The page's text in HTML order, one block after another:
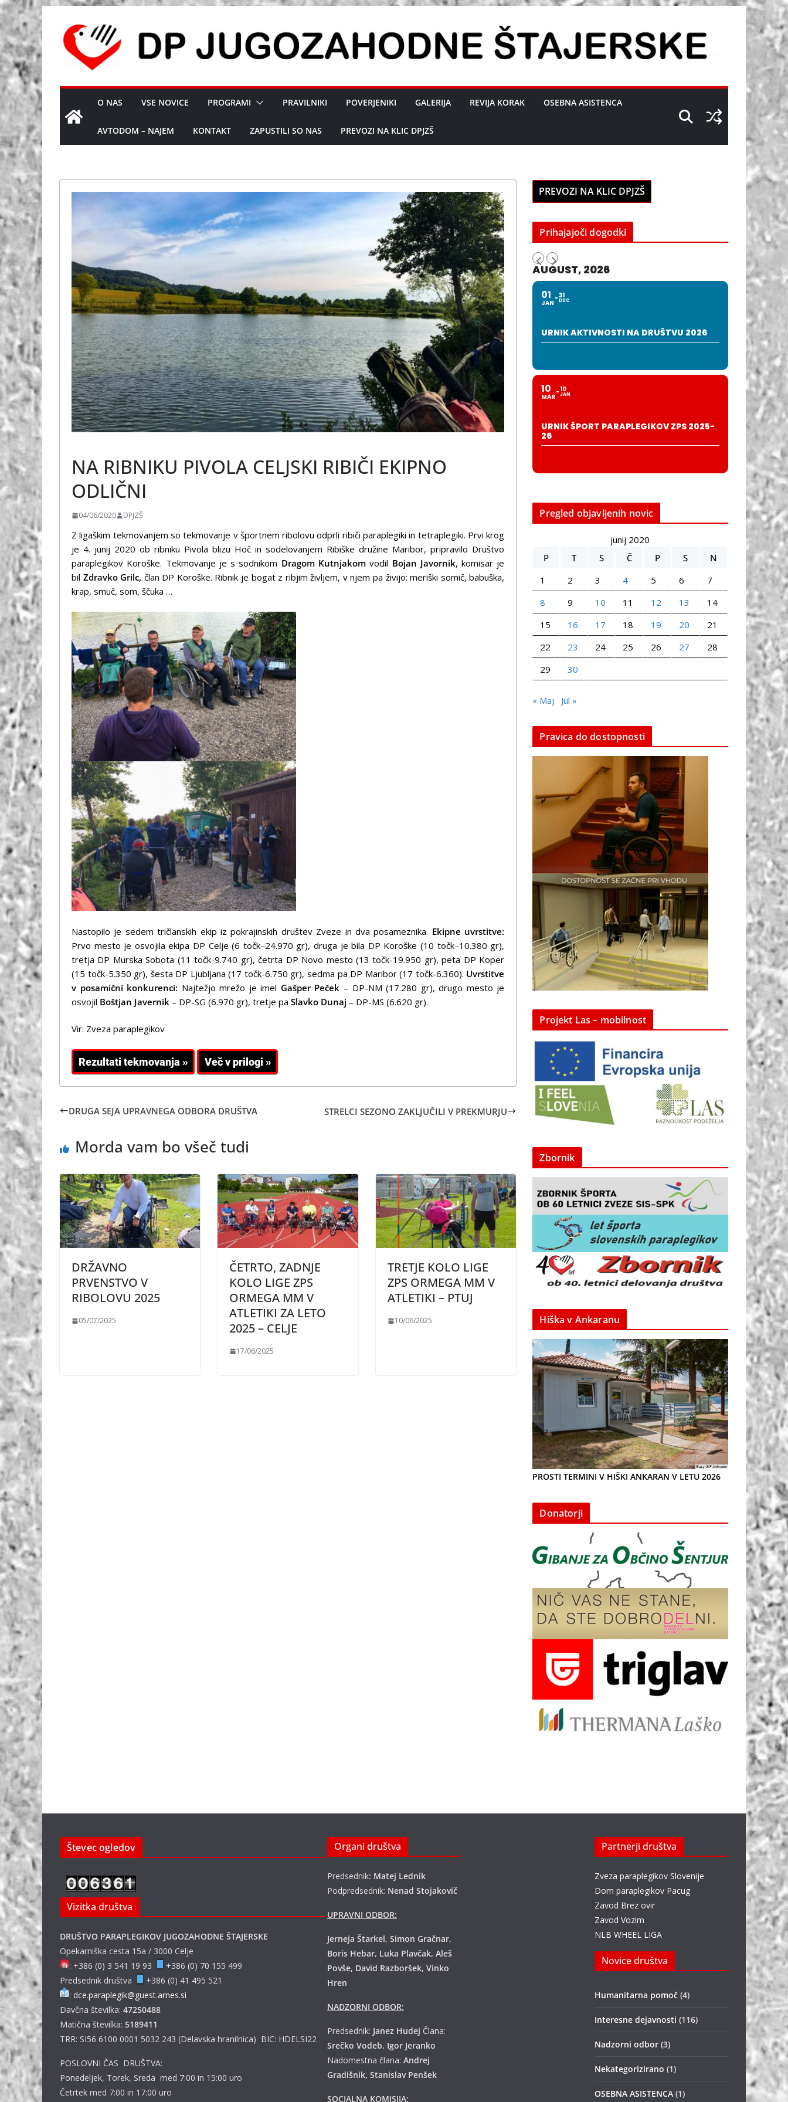
Skip
content
O NAS VSE NOVICE PROGRAMI PRAVILNIKI POVERJENIKI GALERIJA REVIJA KORAK OSEBNA ASISTENCA
AVTODOM – NAJEM KONTAKT ZAPUSTILI SO NAS PREVOZI NA KLIC DPJZŠ
NA RIBNIKU PIVOLA CELJSKI RIBIČI EKIPNO
ODLIČNI
04/06/2020 DPJZŠ
Z ligaškim tekmovanjem so tekmovanje v športnem ribolovu odprli ribiči paraplegiki in tetraplegiki. Prvi krog
je 4. junij 2020 ob ribniku Pivola blizu Hoč in sodelovanjem Ribiške družine Maribor, pripravilo Društvo
paraplegikov Koroške. Tekmovanje je s sodnikom Dragom Kutnjakomvodil Bojan Javornik, komisar je
bil Zdravko Grilc, član DP Koroške. Ribnik je bogat z ribjim življem, v njem pa živijo: meriški somič, babuška,
krap, smuč, som, ščuka …
Nastopilo je sedem tričlanskih ekip iz pokrajinskih društev Zveze in dva posameznika. Ekipne uvrstitve:
Prvo mesto je osvojila ekipa DP Celje (6 točk–24.970 gr), druga je bila DP Koroške (10 točk–10.380 gr),
tretja DP Murska Sobota (11 točk-9.740 gr), četrta DP Novo mesto (13 točk-19.950 gr), peta DP Koper
(15 točk-5.350 gr), šesta DP Ljubljana (17 točk-6.750 gr), sedma pa DP Maribor (17 točk-6.360). Uvrstitve
v posamični konkurenci: Najtežjo mrežo je imel Gašper Peček – DP-NM (17.280 gr), drugo mesto je
osvojil Boštjan Javernik – DP-SG (6.970 gr), tretje pa Slavko Dunaj – DP-MS (6.620 gr).
Vir: Zveza paraplegikov
DRUGA SEJA UPRAVNEGA ODBORA DRUŠTVA STRELCI SEZONO ZAKLJUČILI V PREKMURJU
Morda vam bo všeč tudi
DRŽAVNO
PRVENSTVO V
RIBOLOVU 2025
05/07/2025
ČETRTO, ZADNJE
KOLO LIGE ZPS
ORMEGA MM V
ATLETIKI ZA LETO
2025 – CELJE
17/06/2025
TRETJE KOLO LIGE
ZPS ORMEGA MM V
ATLETIKI – PTUJ
10/06/2025
PREVOZI NA KLIC DPJZŠ
Prihajajoči dogodki
AUGUST, 2026
01
JAN
31
DEC
URNIK AKTIVNOSTI NA DRUŠTVU 2026
10
MAR
10
JAN
URNIK ŠPORT PARAPLEGIKOV ZPS 2025-
26
Pregled objavljenih novic
junij 2020
P
T S Č P S
N
1
2 3 4 5 6
7
8
9 10 11 12 13
14
15
16 17 18 19 20
21
22
23 24 25 26 27
28
29
30
« Maj Jul »
Pravica do dostopnosti
Projekt Las – mobilnost
Zbornik
Hiška v Ankaranu
PROSTI TERMINI V HIŠKI ANKARAN V LETU 2026
Donatorji
Števec ogledov
Vizitka društva
DRUŠTVO PARAPLEGIKOV JUGOZAHODNE ŠTAJERSKE
Opekarniška cesta 15a / 3000 Celje
: +386 (0) 3 541 19 93
+386 (0) 70 155 499
Predsednik društva
+386 (0) 41 495 521
: dce.paraplegik@guest.arnes.si
Davčna številka: 47250488
Matična številka: 5189411
TRR: SI56 6100 0001 5032 243 (Delavska hranilnica) BIC: HDELSI22
POSLOVNI ČAS DRUŠTVA:
Ponedeljek, Torek, Sreda med 7:00 in 15:00 uro
Četrtek med 7:00 in 17:00 uro
Organi društva
Predsednik: Matej Lednik
Podpredsednik: Nenad Stojakovič
UPRAVNI ODBOR:
Jerneja Štarkel, Simon Gračnar,
Boris Hebar, Luka Plavčak, Aleš
Povše, David Razboršek, Vinko
Hren
NADZORNI ODBOR:
Predsednik: Janez Hudej Člana:
Srečko Vodeb, Igor Jeranko
Nadomestna člana: Andrej
Gradišnik, Stanislav Penšek
SOCIALNA KOMISIJA:
Partnerji društva
Zveza paraplegikov Slovenije
Dom paraplegikov Pacug
Zavod Brez ovir
Zavod Vozim
NLB WHEEL LIGA
Novice društva
Humanitarna pomoč (4)
Interesne dejavnosti (116)
Nadzorni odbor (3)
Nekategorizirano (1)
OSEBNA ASISTENCA (1)